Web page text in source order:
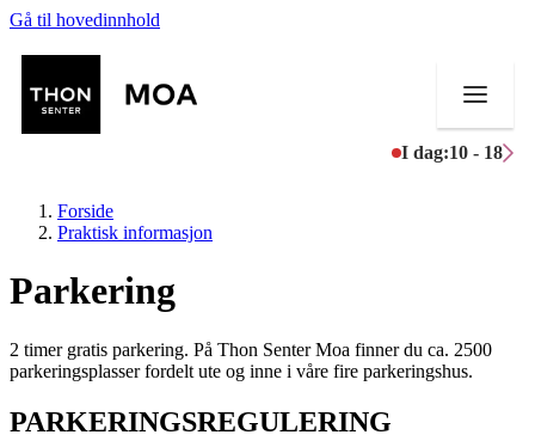
Gå til hovedinnhold
I dag:10 - 18
Mat og drikke
Helse
Forside
Praktisk informasjon
Parkering
2 timer gratis parkering. På Thon Senter Moa finner du ca. 2500
parkeringsplasser fordelt ute og inne i våre fire parkeringshus.
PARKERINGSREGULERING